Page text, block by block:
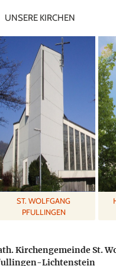
UNSERE KIRCHEN
ST. WOLFGANG
PFULLINGEN
Kirchengemeinde St.
Lichtenstein